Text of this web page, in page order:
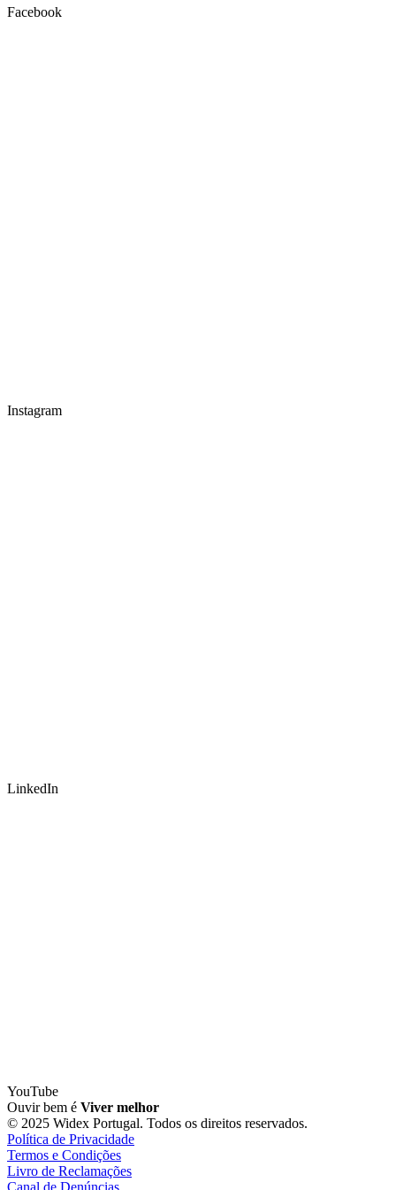
Facebook
Instagram
LinkedIn
YouTube
Ouvir bem é Viver melhor
© 2025 Widex Portugal. Todos os direitos reservados.
Política de Privacidade
Termos e Condições
Livro de Reclamações